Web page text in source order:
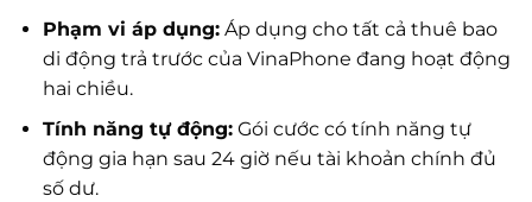
Phạm vi áp dụng:Áp dụng cho tất cả thuê bao
di động trả trước của VinaPhone đang hoạt động
hai chiều.
Tính năng tự động:Gói cước có tính năng tự
động gia hạn sau 24 giờ nếu tài khoản chính đủ
số dư.